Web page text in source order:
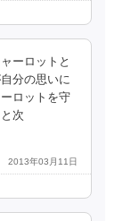
ーロットと
分の思いに
ロットを守
次
2013年03月11日